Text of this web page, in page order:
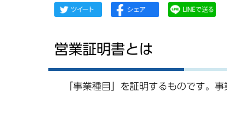
営業証明書とは
「事業種目」を証明するものです。事